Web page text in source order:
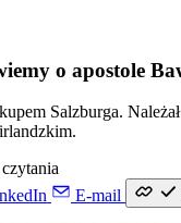
o apostole
Salzburga.
E-mail